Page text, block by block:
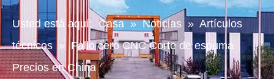
Usted está aquí: Casa » Noticias » Artículos
técnicos » Fallo cero CNC Corte de espuma
Precios en China